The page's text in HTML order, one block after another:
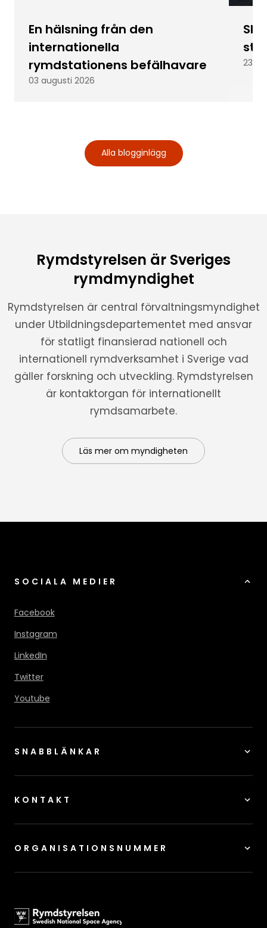
En hälsning från den
internationella
rymdstationens befälhavare
03 augusti 2026
23
Alla blogginlägg
Rymdstyrelsen är Sveriges
rymdmyndighet
Rymdstyrelsen är central förvaltningsmyndighet
under Utbildningsdepartementet med ansvar
för statligt finansierad nationell och
internationell rymdverksamhet i Sverige vad
gäller forskning och utveckling. Rymdstyrelsen
är kontaktorgan för internationellt
rymdsamarbete.
Läs mer om myndigheten
SOCIALA MEDIER
Facebook
Instagram
LinkedIn
Twitter
Youtube
SNABBLÄNKAR
KONTAKT
ORGANISATIONSNUMMER